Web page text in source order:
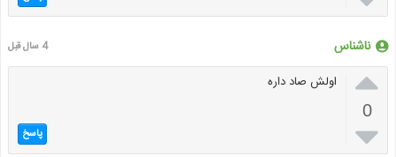
ناشناس 4 سال قبل

0

اولش صاد داره
پاسخ